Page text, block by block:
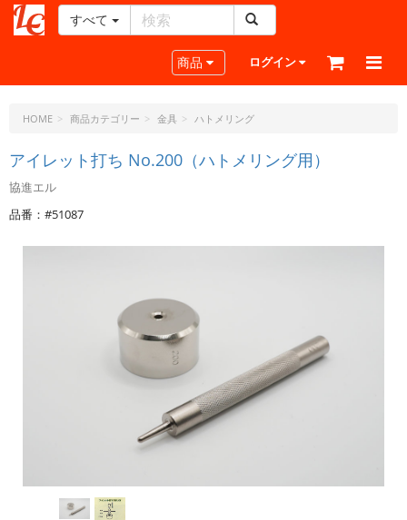
ー
ラ
ト・
ド
ッ
ト・
すべて
Toggle navigation
商品 ログイン
HOME 商品カテゴリー 金具 ハトメリング
アイレット打ち No.200（ハトメリング用）
協進エル
品番：#51087